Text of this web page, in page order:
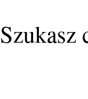
Szukasz